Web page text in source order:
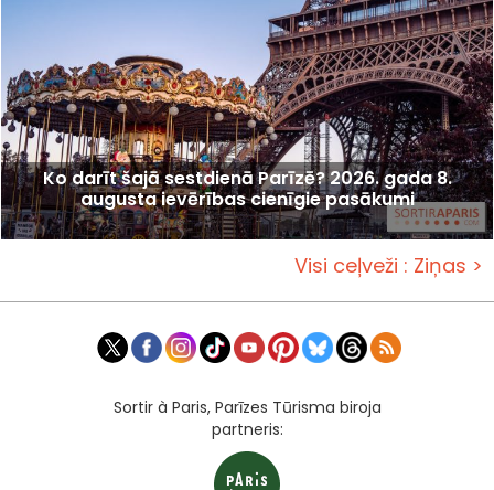
Ko darīt šajā sestdienā Parīzē? 2026. gada 8.
augusta ievērības cienīgie pasākumi
Visi ceļveži : Ziņas >
Sortir à Paris, Parīzes Tūrisma biroja
partneris: